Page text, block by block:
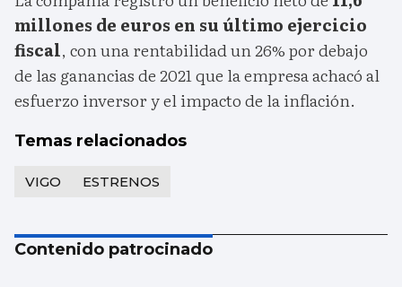
millones de euros en su último ejercicio
fiscal, con una rentabilidad un 26% por debajo
de las ganancias de 2021 que la empresa achacó al
esfuerzo inversor y el impacto de la inflación.
Temas relacionados
VIGO ESTRENOS
Contenido patrocinado